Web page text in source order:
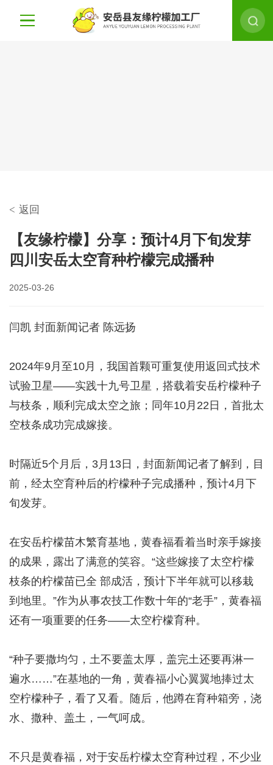
< 返回
【友缘柠檬】分享：预计4月下旬发芽
四川安岳太空育种柠檬完成播种
2025-03-26
闫凯 封面新闻记者 陈远扬
2024年9月至10月，我国首颗可重复使用返回式技术
试验卫星——实践十九号卫星，搭载着安岳柠檬种子
与枝条，顺利完成太空之旅；同年10月22日，首批太
空枝条成功完成嫁接。
时隔近5个月后，3月13日，封面新闻记者了解到，目
前，经太空育种后的柠檬种子完成播种，预计4月下
旬发芽。
在安岳柠檬苗木繁育基地，黄春福看着当时亲手嫁接
的成果，露出了满意的笑容。“这些嫁接了太空柠檬
枝条的柠檬苗已全 部成活，预计下半年就可以移栽
到地里。”作为从事农技工作数十年的“老手”，黄春福
还有一项重要的任务——太空柠檬育种。
“种子要撒均匀，土不要盖太厚，盖完土还要再淋一
遍水……”在基地的一角，黄春福小心翼翼地捧过太
空柠檬种子，看了又看。随后，他蹲在育种箱旁，浇
水、撒种、盖土，一气呵成。
不只是黄春福，对于安岳柠檬太空育种过程，不少业